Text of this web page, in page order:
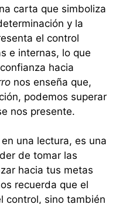
carta que simboliza
y la
el control
e internas, lo que
hacia
nos enseña que,
podemos superar
nos presente.
una lectura, es una
de tomar las
hacia tus metas
recuerda que el
control, sino también